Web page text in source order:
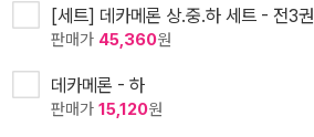
[세트] 데카메론 상.중.하 세트 - 전3권
판매가 45,360원
데카메론 - 하
판매가 15,120원